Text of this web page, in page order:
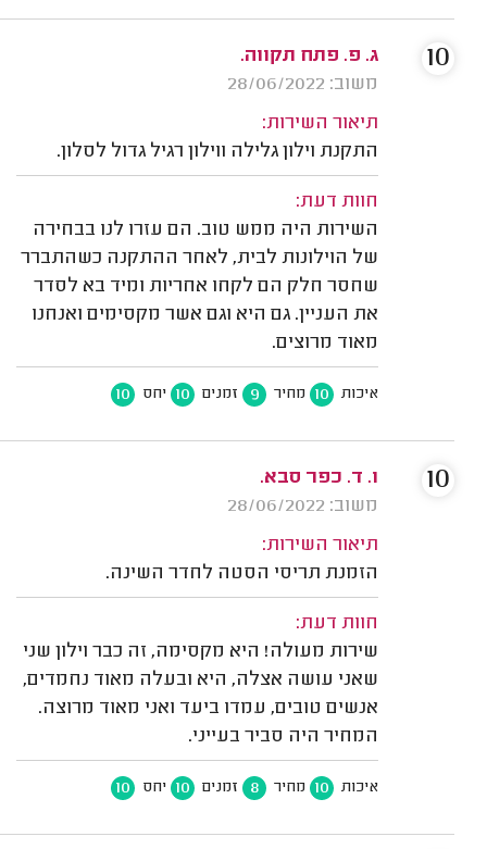
ג. פ. פתח תקווה.
משוב: 28/06/2022
תיאור השירות:
התקנת וילון גלילה ווילון רגיל גדול לסלון.
חוות דעת:
השירות היה ממש טוב. הם עזרו לנו בבחירה
של הוילונות לבית, לאחר ההתקנה כשהתברר
שחסר חלק הם לקחו אחריות ומיד בא לסדר
את העניין. גם היא וגם אשר מקסימים ואנחנו
מאוד מרוצים.
איכות 10 מחיר 9 זמנים 10 יחס 10
10
ו. ד. כפר סבא.
משוב: 28/06/2022
תיאור השירות:
הזמנת תריסי הסטה לחדר השינה.
חוות דעת:
שירות מעולה! היא מקסימה, זה כבר וילון שני
שאני עושה אצלה, היא ובעלה מאוד נחמדים,
אנשים טובים, עמדו ביעד ואני מאוד מרוצה.
המחיר היה סביר בעייני.
איכות 10 מחיר 8 זמנים 10 יחס 10
10